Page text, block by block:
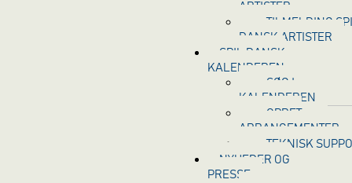
ARTISTER
TILMELDING
DANSK ARTISTER
SPIL DANSK
KALENDEREN
SØG I
KALENDEREN
OPRET
ARRANGEMENTER
TEKNISK
NYHEDER OG
PRESSE